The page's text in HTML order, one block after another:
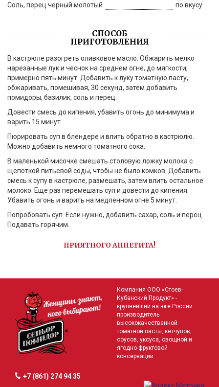
Соль, перец черный молотый по вкусу
СПОСОБ
ПРИГОТОВЛЕНИЯ
В кастрюле разогреть оливковое масло. Обжарить мелко
нарезанные лук и чеснок на среднем огне, до мягкости,
примерно пять минут. Добавить к луку томатную пасту,
обжаривать, помешивая, 30 секунд, затем добавить
помидоры, базилик, соль и перец.
Довести смесь до кипения, убавить огонь до минимума и
варить 15 минут.
Пюрировать суп в блендере и влить обратно в кастрюлю.
Можно добавить немного томатного сока.
В маленькой мисочке смешать столовую ложку молока с
щепоткой питьевой соды, чтобы не было комков. Добавить
смесь к супу в кастрюле, размешать, затем влить остальное
молоко. Еще раз перемешать суп и довести до кипения.
Убавить огонь и варить на медленном огне 5 минут.
Попробовать суп. Если нужно, добавить сахар, соль и перец.
Подавать горячим.
ПРИЯТНОГО АППЕТИТА!
Компания ООО «Стоев-
Кубанский Продукт» -
крупнейший на юге России
производитель
высококачественной
томатной пасты, кетчупов,
соусов, уксуса, овощной и
ягодно-фруктовой
консервации.
+7 (861) 274 94 35